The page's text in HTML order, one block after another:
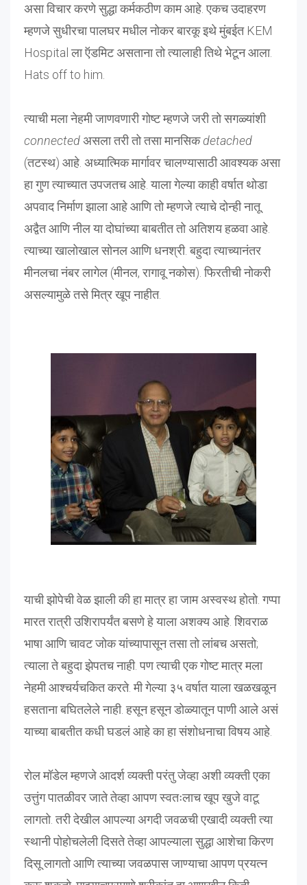
असा विचार करणे सुद्धा कर्मकठीण काम आहे. एकच उदाहरण
म्हणजे सुधीरचा पालघर मधील नोकर बारकू इथे मुंबईत KEM
Hospital ला ऍडमिट असताना तो त्यालाही तिथे भेटून आला.
Hats off to him.
त्याची मला नेहमी जाणवणारी गोष्ट म्हणजे जरी तो सगळ्यांशी
connectedअसला तरी तो तसा मानसिकdetached
(तटस्थ) आहे. अध्यात्मिक मार्गावर चालण्यासाठी आवश्यक असा
हा गुण त्याच्यात उपजतच आहे. याला गेल्या काही वर्षात थोडा
अपवाद निर्माण झाला आहे आणि तो म्हणजे त्याचे दोन्ही नातू.
अद्वैत आणि नील या दोघांच्या बाबतीत तो अतिशय हळवा आहे.
त्याच्या खालोखाल सोनल आणि धनश्री. बहुदा त्याच्यानंतर
मीनलचा नंबर लागेल (मीनल, रागावू नकोस). फिरतीची नोकरी
असल्यामुळे तसे मित्र खूप नाहीत.
याची झोपेची वेळ झाली की हा मात्र हा जाम अस्वस्थ होतो. गप्पा
मारत रात्री उशिरापर्यंत बसणे हे याला अशक्य आहे. शिवराळ
भाषा आणि चावट जोक यांच्यापासून तसा तो लांबच असतो;
त्याला ते बहुदा झेपतच नाही. पण त्याची एक गोष्ट मात्र मला
नेहमी आश्चर्यचकित करते. मी गेल्या ३५ वर्षात याला खळखळून
हसताना बघितलेले नाही. हसून हसून डोळ्यातून पाणी आले असं
याच्या बाबतीत कधी घडलं आहे का हा संशोधनाचा विषय आहे.
रोल मॉडेल म्हणजे आदर्श व्यक्ती परंतु जेव्हा अशी व्यक्ती एका
उत्तुंग पातळीवर जाते तेव्हा आपण स्वतःलाच खूप खुजे वाटू
लागतो. तरी देखील आपल्या अगदी जवळची एखादी व्यक्ती त्या
स्थानी पोहोचलेली दिसते तेव्हा आपल्याला सुद्धा आशेचा किरण
दिसू लागतो आणि त्याच्या जवळपास जाण्याचा आपण प्रयत्न